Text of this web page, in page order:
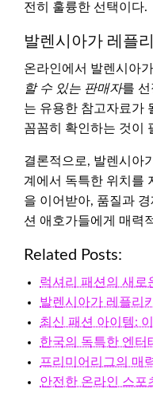
전히 훌륭한 선택이다.
발렌시아가 레플
온라인에서 발렌시아
할 수 있는 판매자를 선
는 유용한 참고자료가
꼼꼼히 확인하는 것이
결론적으로, 발렌시아
계에서 독특한 위치를
을 이어받아, 품질과
션 애호가들에게 매력
Related Posts:
럭셔리 패션의 새로
발렌시아가 레플리
최신 패션 아이템:
한국의 독특한 엔터
프리미어리그의 매
안전한 온라인 스포